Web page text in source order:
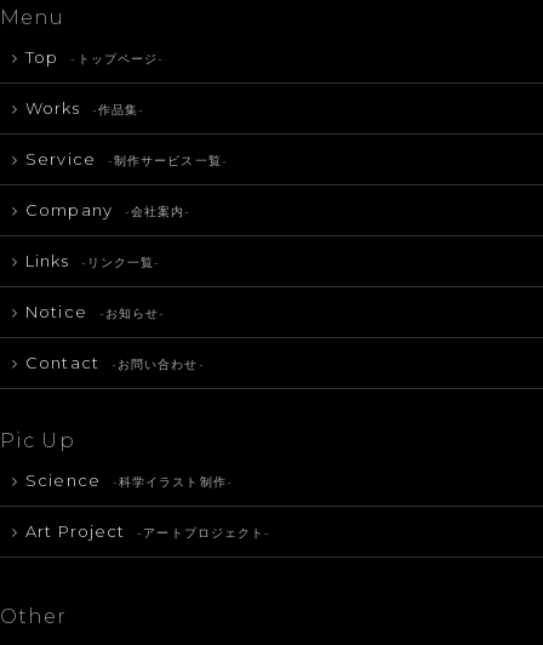
Menu
Top -トップページ-
Works -作品集-
Service -制作サービス一覧-
Company -会社案内-
Links -リンク一覧-
Notice -お知らせ-
Contact -お問い合わせ-
Pic Up
Science -科学イラスト制作-
Art Project -アートプロジェクト-
Other